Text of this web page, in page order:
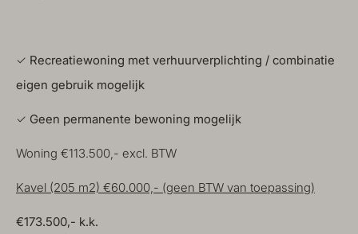
✓ Recreatiewoning met verhuurverplichting / combinatie
eigen gebruik mogelijk
✓ Geen permanente bewoning mogelijk
Woning €113.500,- excl. BTW
Kavel (205 m2) €60.000,- (geen BTW van toepassing)
€173.500,- k.k.